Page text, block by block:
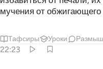
мучения от обжигающего
Тафсиры Уроки
22:23